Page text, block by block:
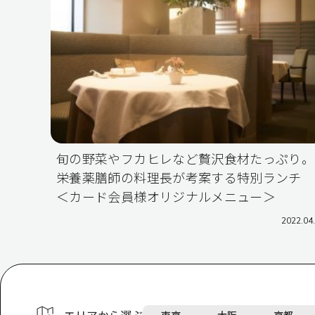
旬の野菜やフカヒレなど贅沢食材たっぷり。
栄養薬膳師の料理長が考案する特別ランチ
＜カード会員様オリジナルメニュー＞